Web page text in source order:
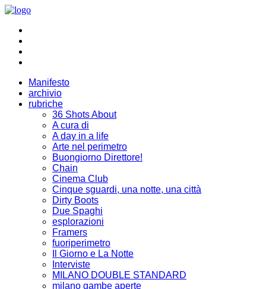
Manifesto
archivio
rubriche
36 Shots About
A cura di
A day in a life
Arte nel perimetro
Buongiorno Direttore!
Chain
Cinema Club
Cinque sguardi, una notte, una città
Dirty Boots
Due Spaghi
esplorazioni
Framers
fuoriperimetro
Il Giorno e La Notte
Interviste
MILANO DOUBLE STANDARD
milano gambe aperte